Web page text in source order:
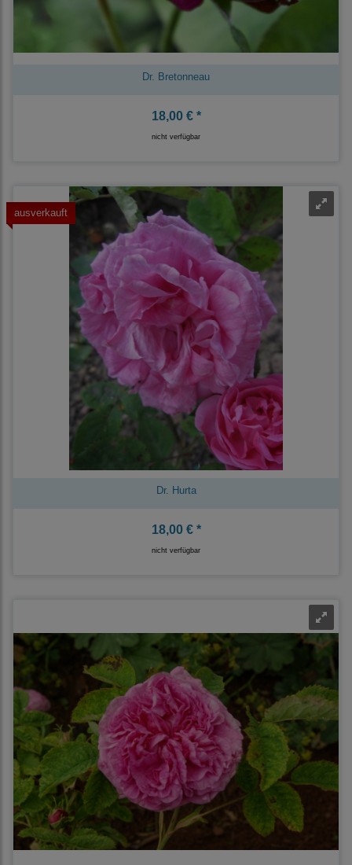
Dr. Bretonneau
18,00 € *
nicht verfügbar
ausverkauft
Dr. Hurta
18,00 € *
nicht verfügbar